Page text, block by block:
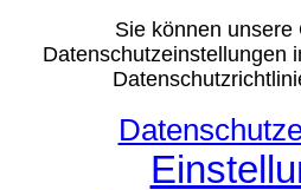
Sie können unsere
Datenschutzeinstellungen